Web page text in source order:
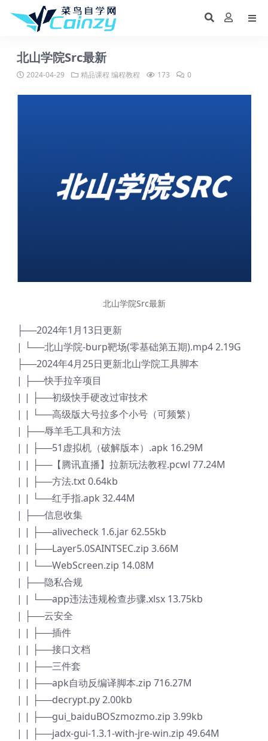
北山学院Src最新
2024-04-29 精品课程 编程教程 173 0
北山学院Src最新
├──2024年1月13日更新
| └──北山学院-burp靶场(零基础第五期).mp4 2.19G
├──2024年4月25日更新北山学院工具脚本
| ├──快手拉辛项目
| | ├──初级快手硬改过审技术
| | └──高级版大号拉多个小号（可频繁）
| ├──辱羊毛工具和方法
| | ├──51虚拟机（破解版本）.apk 16.29M
| | ├──【腾讯直播】拉新玩法教程.pcwl 77.24M
| | ├──方法.txt 0.64kb
| | └──红手指.apk 32.44M
| ├──信息收集
| | ├──alivecheck 1.6.jar 62.55kb
| | ├──Layer5.0SAINTSEC.zip 3.66M
| | └──WebScreen.zip 14.08M
| ├──隐私合规
| | └──app违法违规检查步骤.xlsx 13.75kb
| ├──云安全
| | ├──插件
| | ├──接口文档
| | ├──三件套
| | ├──apk自动反编译脚本.zip 716.27M
| | ├──decrypt.py 2.00kb
| | ├──gui_baiduBOSzmozmo.zip 3.99kb
| | ├──jadx-gui-1.3.1-with-jre-win.zip 49.64M